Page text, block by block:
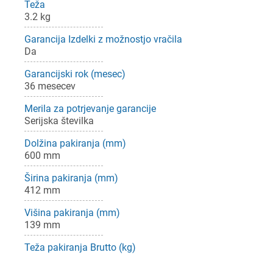
Teža
3.2 kg
Garancija Izdelki z možnostjo vračila
Da
Garancijski rok (mesec)
36 mesecev
Merila za potrjevanje garancije
Serijska številka
Dolžina pakiranja (mm)
600 mm
Širina pakiranja (mm)
412 mm
Višina pakiranja (mm)
139 mm
Teža pakiranja Brutto (kg)